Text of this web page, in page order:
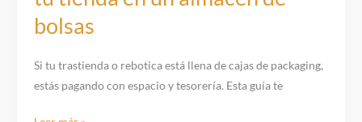
100
sin
llenar
bolsas
Si tu trastienda o rebotica está llena de cajas de packaging,
estás pagando con espacio y tesorería. Esta guía te